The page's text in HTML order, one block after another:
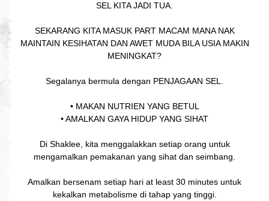
SEL KITA JADI TUA.
SEKARANG KITA MASUK PART MACAM MANA NAK
MAINTAIN KESIHATAN DAN AWET MUDA BILA USIA MAKIN
MENINGKAT?
Segalanya bermula dengan PENJAGAAN SEL.
• MAKAN NUTRIEN YANG BETUL
• AMALKAN GAYA HIDUP YANG SIHAT
Di Shaklee, kita menggalakkan setiap orang untuk
mengamalkan pemakanan yang sihat dan seimbang.
Amalkan bersenam setiap hari at least 30 minutes untuk
kekalkan metabolisme di tahap yang tinggi.